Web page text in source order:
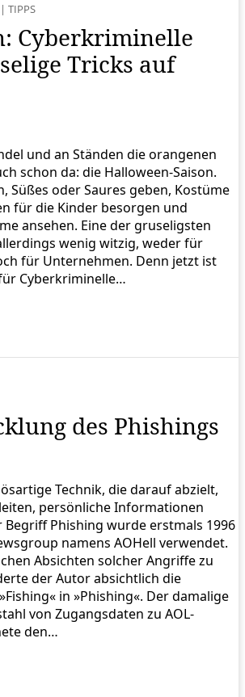
| TIPPS
Cyberkriminelle
Tricks auf
und an Ständen die orangenen
schon da: die Halloween-Saison.
Süßes oder Saures geben, Kostüme
für die Kinder besorgen und
ansehen. Eine der gruseligsten
wenig witzig, weder für
für Unternehmen. Denn jetzt ist
Cyberkriminelle…
des Phishings
Technik, die darauf abzielt,
persönliche Informationen
Begriff Phishing wurde erstmals 1996
namens AOHell verwendet.
Absichten solcher Angriffe zu
der Autor absichtlich die
in »Phishing«. Der damalige
von Zugangsdaten zu AOL-
den…